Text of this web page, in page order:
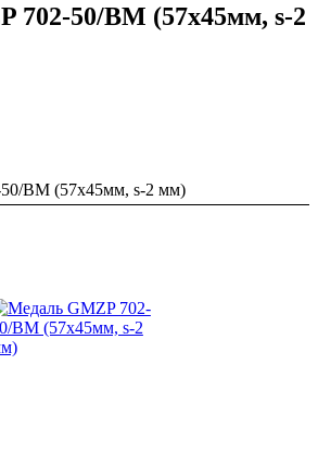
702-50/ВM (57х45мм, s-2
ВM (57х45мм, s-2 мм)